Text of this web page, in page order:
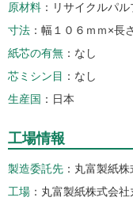
原材料
リサイクルパル
寸法
幅１０６ｍｍ×長
紙芯の有無
なし
芯ミシン目
なし
生産国
日本
工場情報
製造委託先
丸富製紙株
工場
丸富製紙株式会